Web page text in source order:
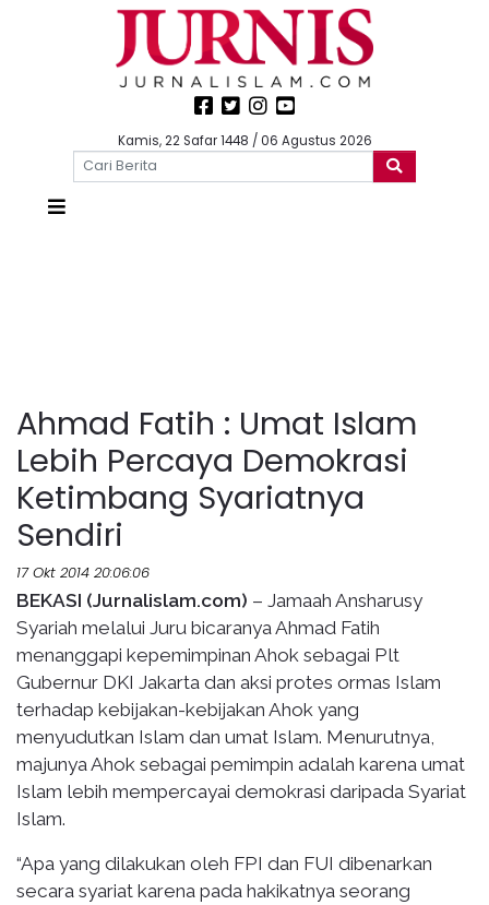
Kamis, 22 Safar 1448 / 06 Agustus 2026
Ahmad Fatih : Umat Islam
Lebih Percaya Demokrasi
Ketimbang Syariatnya
Sendiri
17 Okt 2014 20:06:06
BEKASI (Jurnalislam.com) – Jamaah Ansharusy
Syariah melalui Juru bicaranya Ahmad Fatih
menanggapi kepemimpinan Ahok sebagai Plt
Gubernur DKI Jakarta dan aksi protes ormas Islam
terhadap kebijakan-kebijakan Ahok yang
menyudutkan Islam dan umat Islam. Menurutnya,
majunya Ahok sebagai pemimpin adalah karena umat
Islam lebih mempercayai demokrasi daripada Syariat
Islam.
“Apa yang dilakukan oleh FPI dan FUI dibenarkan
secara syariat karena pada hakikatnya seorang